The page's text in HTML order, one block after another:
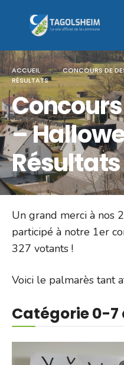
ACCUEIL
CONCOURS DE
RÉSULTATS
–
Résultats
Un grand merci à nos
participé à notre 1er
327 votants !
Voici le palmarès tant
Catégorie 0-7
for: